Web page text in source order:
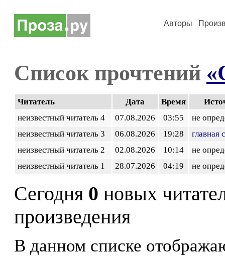
Авторы
Список прочтений
Читатель Дата Время
неизвестный читатель 4
07.08.2026 03:55
не
неизвестный читатель 3
06.08.2026 19:28
главная
неизвестный читатель 2
02.08.2026 10:14
не
неизвестный читатель 1
28.07.2026 04:19 не
Сегодня 0 новых
произведения
В данном списке